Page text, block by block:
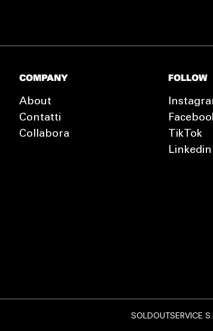
COMPANY
About
Contatti
Collabora
FOLLOW
TikTok
Linkedin
SOLDOUTSERVICE